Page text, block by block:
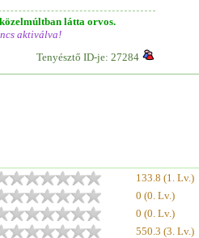
közelmúltban látta orvos.
aktiválva!
Tenyésztő ID-je: 27284
133.8 (1. Lv.)
0 (0. Lv.)
0 (0. Lv.)
550.3 (3. Lv.)